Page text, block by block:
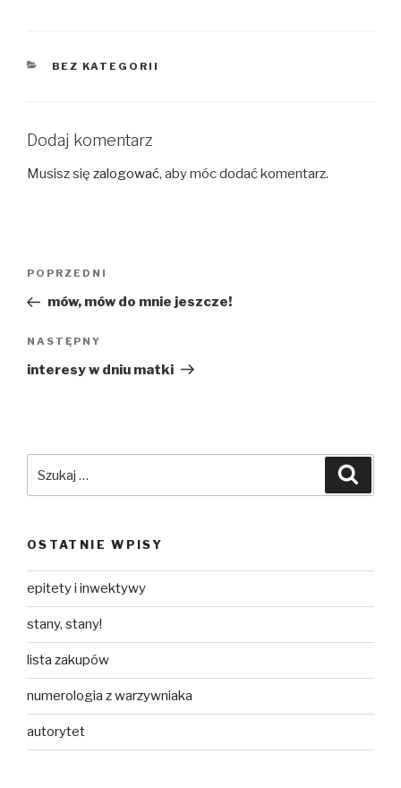
KATEGORIE
BEZ KATEGORII
Dodaj komentarz
Musisz się zalogować, aby móc dodać komentarz.
Poprzedni
wpis
POPRZEDNI
mów, mów do mnie jeszcze!
Następny
wpis
NASTĘPNY
interesy w dniu matki
OSTATNIE WPISY
epitety i inwektywy
stany, stany!
lista zakupów
numerologia z warzywniaka
autorytet